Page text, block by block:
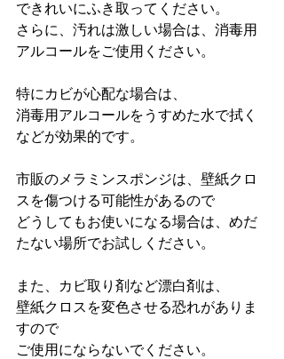
できれいにふき取ってください。
さらに、汚れは激しい場合は、消毒用
アルコールをご使用ください。
特にカビが心配な場合は、
消毒用アルコールをうすめた水で拭く
などが効果的です。
市販のメラミンスポンジは、壁紙クロ
スを傷つける可能性があるので
どうしてもお使いになる場合は、めだ
たない場所でお試しください。
また、カビ取り剤など漂白剤は、
壁紙クロスを変色させる恐れがありま
すので
ご使用にならないでください。